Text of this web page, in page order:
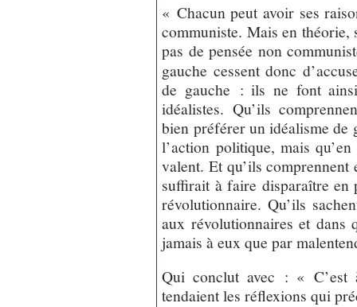
« Chacun peut avoir ses
communiste. Mais en théorie,
pas de pensée non
gauche cessent donc
de gauche : ils ne font
idéalistes. Qu’ils
bien préférer un idéalisme de
l’action politique, mais
valent. Et qu’ils
suffirait à faire disparaître en
révolutionnaire. Qu’ils
aux révolutionnaires et dans
jamais à eux que par
Qui conclut avec : « C’est
tendaient les réflexions qui